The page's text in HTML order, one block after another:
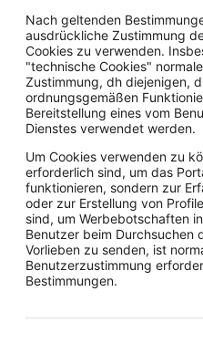
Nach geltenden
ausdrückliche Zustimmung
Cookies zu verwenden.
"technische Cookies"
Zustimmung, dh diejenigen,
ordnungsgemäßen
Bereitstellung eines vom
Dienstes verwendet werden.
Um Cookies verwenden zu
erforderlich sind, um das
funktionieren, sondern zur
oder zur Erstellung von
sind, um Werbebotschaften
Benutzer beim Durchsuchen
Vorlieben zu senden, ist
Benutzerzustimmung
Bestimmungen.